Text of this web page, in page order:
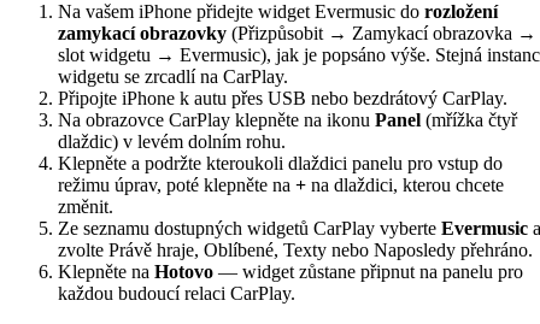
Na vašem iPhone přidejte widget Evermusic do rozložení
zamykací obrazovky (Přizpůsobit → Zamykací obrazovka →
slot widgetu → Evermusic), jak je popsáno výše. Stejná
widgetu se zrcadlí na CarPlay.
Připojte iPhone k autu přes USB nebo bezdrátový CarPlay.
Na obrazovce CarPlay klepněte na ikonu Panel (mřížka čtyř
dlaždic) v levém dolním rohu.
Klepněte a podržte kteroukoli dlaždici panelu pro vstup do
režimu úprav, poté klepněte na + na dlaždici, kterou chcete
změnit.
Ze seznamu dostupných widgetů CarPlay vyberte Evermusic a
zvolte Právě hraje, Oblíbené, Texty nebo Naposledy přehráno.
Klepněte na Hotovo — widget zůstane připnut na panelu pro
každou budoucí relaci CarPlay.